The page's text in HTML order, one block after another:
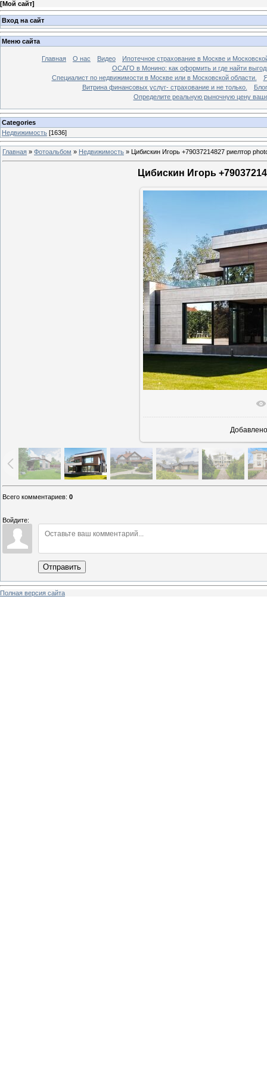
[Мой сайт]
Вход на сайт
Меню сайта
Главная О нас Видео
Ипотечное страхование в Москве и
ОСАГО в Монино: как оформить и где найти
Специалист по недвижимости в Москве или в Московской области.
Витрина финансовых услуг- страхование и не только.
Блог
Определите реальную рыночную цену
Categories
Недвижимость [1636]
Главная » Фотоальбом » Недвижимость » Цибискин Игорь +79037214827 риелтор
Цибискин Игорь
В
Добавлено
Всего комментариев: 0
Войдите:
Отправить
Полная версия сайта